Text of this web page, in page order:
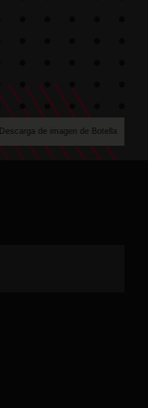
Descarga de imagen de Botella